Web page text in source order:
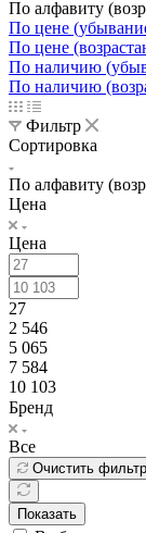
По алфавиту
По цене
По цене
По наличию
По наличию
Фильтр
Сортировка
По алфавиту
Цена
Цена
27
2 546
5 065
7 584
10 103
Бренд
Все
Очистить фильтр
Показать